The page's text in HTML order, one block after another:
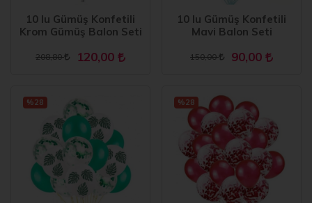
10 lu Gümüş Konfetili
Krom Gümüş Balon Seti
208,80 120,00
10 lu Gümüş Konfetili
Mavi Balon Seti
150,00 90,00
%28 %28